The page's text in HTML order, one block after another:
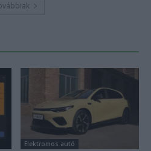
Elektromos autó